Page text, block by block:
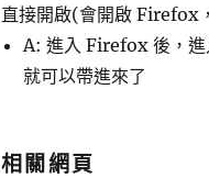
直接開啟(會開啟 Firefox
A: 進入 Firefox 後，進
就可以帶進來了
相關網頁